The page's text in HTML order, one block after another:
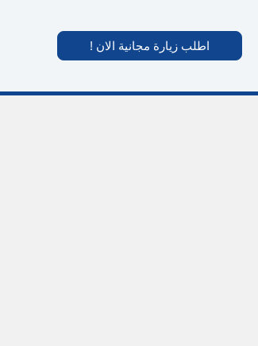
اطلب زيارة مجانية الان !